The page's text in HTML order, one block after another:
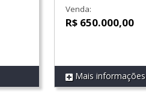
REF 238
Venda:
R$ 650.000,00
Mais informações